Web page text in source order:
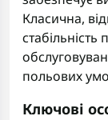
Класична,
стабільність
польових
Ключові